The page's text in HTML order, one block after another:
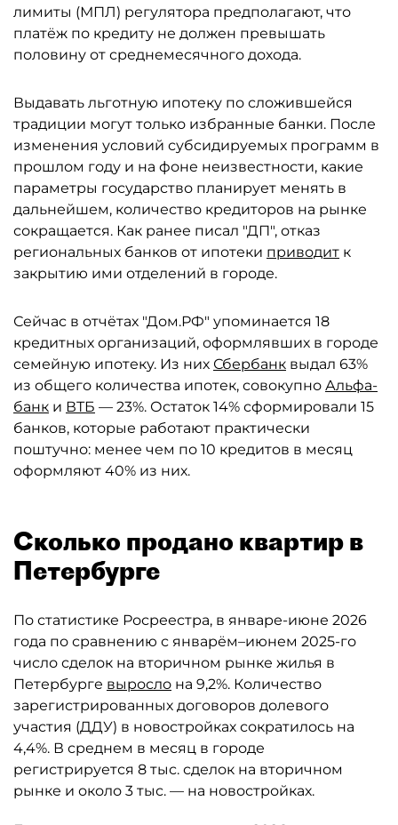
лимиты (МПЛ) регулятора предполагают, что
платёж по кредиту не должен превышать
половину от среднемесячного дохода.
Выдавать льготную ипотеку по сложившейся
традиции могут только избранные банки. После
изменения условий субсидируемых программ в
прошлом году и на фоне неизвестности, какие
параметры государство планирует менять в
дальнейшем, количество кредиторов на рынке
сокращается. Как ранее писал "ДП", отказ
региональных банков от ипотеки приводит к
закрытию ими отделений в городе.
Сейчас в отчётах "Дом.РФ" упоминается 18
кредитных организаций, оформлявших в городе
семейную ипотеку. Из них Сбербанк выдал 63%
из общего количества ипотек, совокупно Альфа-
банк и ВТБ — 23%. Остаток 14% сформировали 15
банков, которые работают практически
поштучно: менее чем по 10 кредитов в месяц
оформляют 40% из них.
Сколько продано квартир в
Петербурге
По статистике Росреестра, в январе-июне 2026
года по сравнению с январём–июнем 2025-го
число сделок на вторичном рынке жилья в
Петербурге выросло на 9,2%. Количество
зарегистрированных договоров долевого
участия (ДДУ) в новостройках сократилось на
4,4%. В среднем в месяц в городе
регистрируется 8 тыс. сделок на вторичном
рынке и около 3 тыс. — на новостройках.